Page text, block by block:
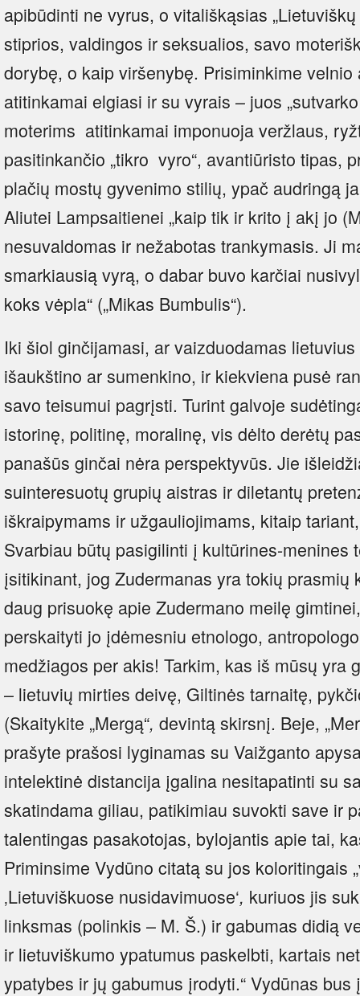
apibūdinti ne vyrus, o vitališkąsias
stiprios, valdingos ir seksualios, savo
dorybę, o kaip viršenybę. Prisiminkime
atitinkamai elgiasi ir su vyrais – juos
moterims atitinkamai imponuoja veržlaus,
pasitinkančio „tikro vyro“, avantiūristo tipas,
plačių mostų gyvenimo stilių, ypač audringą
Aliutei Lampsaitienei „kaip tik ir krito į akį jo
nesuvaldomas ir nežabotas trankymasis. Ji
smarkiausią vyrą, o dabar buvo karčiai
koks vėpla“ („Mikas Bumbulis“).
Iki šiol ginčijamasi, ar vaizduodamas
išaukštino ar sumenkino, ir kiekviena pusė
savo teisumui pagrįsti. Turint galvoje
istorinę, politinę, moralinę, vis dėlto derėtų
panašūs ginčai nėra perspektyvūs. Jie
suinteresuotų grupių aistras ir diletantų
iškraipymams ir užgauliojimams, kitaip
Svarbiau būtų pasigilinti į kultūrines-menines
įsitikinant, jog Zudermanas yra tokių prasmių
daug prisuokę apie Zudermano meilę
perskaityti jo įdėmesniu etnologo,
medžiagos per akis! Tarkim, kas iš mūsų yra
– lietuvių mirties deivę, Giltinės tarnaitę,
(Skaitykite „Mergą“, devintą skirsnį. Beje,
prašyte prašosi lyginamas su Vaižganto
intelektinė distancija įgalina nesitapatinti su
skatindama giliau, patikimiau suvokti save ir
talentingas pasakotojas, bylojantis apie tai,
Priminsime Vydūno citatą su jos koloritingais
‚Lietuviškuose nusidavimuose‘, kuriuos jis
linksmas (polinkis – M. Š.) ir gabumas didią
ir lietuviškumo ypatumus paskelbti, kartais
ypatybes ir jų gabumus įrodyti.“ Vydūnas